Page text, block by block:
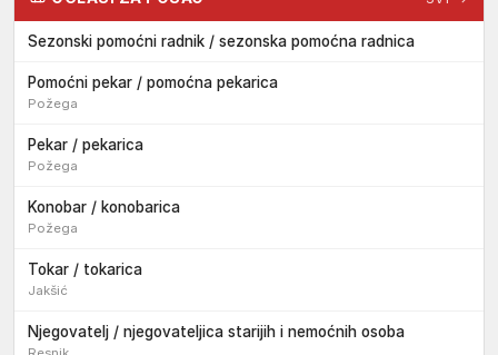
Sezonski pomoćni radnik / sezonska pomoćna radnica
Pomoćni pekar / pomoćna pekarica
Požega
Pekar / pekarica
Požega
Konobar / konobarica
Požega
Tokar / tokarica
Jakšić
Njegovatelj / njegovateljica starijih i nemoćnih osoba